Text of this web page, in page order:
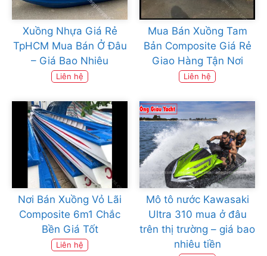
Xuồng Nhựa Giá Rẻ
TpHCM Mua Bán Ở Đâu
– Giá Bao Nhiêu
Liên hệ
Mua Bán Xuồng Tam
Bản Composite Giá Rẻ
Giao Hàng Tận Nơi
Liên hệ
Nơi Bán Xuồng Vỏ Lãi
Composite 6m1 Chắc
Bền Giá Tốt
Liên hệ
Mô tô nước Kawasaki
Ultra 310 mua ở đâu
trên thị trường – giá bao
nhiêu tiền